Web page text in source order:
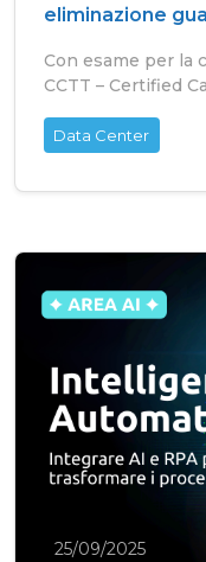
eliminazione
Con esame per la
CCTT – Certified
Data Center
25/09/2025